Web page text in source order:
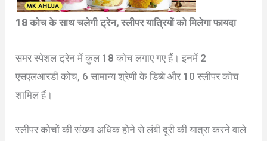
18 कोच के साथ चलेगी ट्रेन, स्लीपर यात्रियों को मिलेगा फायदा
समर स्पेशल ट्रेन में कुल 18 कोच लगाए गए हैं। इनमें 2
एसएलआरडी कोच, 6 सामान्य श्रेणी के डिब्बे और 10 स्लीपर कोच
शामिल हैं।
स्लीपर कोचों की संख्या अधिक होने से लंबी दूरी की यात्रा करने वाले